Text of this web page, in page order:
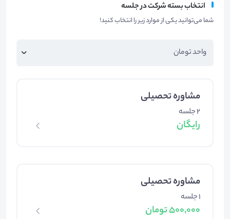
انتخاب بسته شرکت در جلسه
شما می‌توانید یکی از موارد زیر را انتخاب کنید!
مشاوره تحصیلی
2 جلسه
رایگان
مشاوره تحصیلی
1 جلسه
500,000 تومان